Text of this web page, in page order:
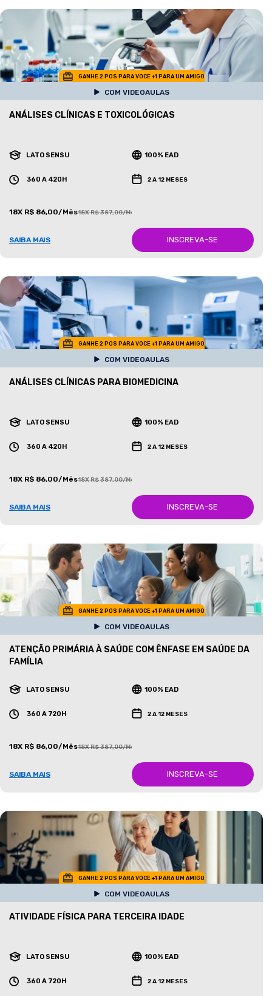
GANHE 2 POS PARA VOCE +1 PARA UM AMIGO
COM VIDEOAULAS
ANÁLISES CLÍNICAS E TOXICOLÓGICAS
LATO SENSU 100% EAD
360 A 420H 2 A 12 MESES
18X R$ 86,00/Mês18X R$ 387,00/Mês
SAIBA MAIS INSCREVA-SE
GANHE 2 POS PARA VOCE +1 PARA UM AMIGO
COM VIDEOAULAS
ANÁLISES CLÍNICAS PARA BIOMEDICINA
LATO SENSU 100% EAD
360 A 420H 2 A 12 MESES
18X R$ 86,00/Mês18X R$ 387,00/Mês
SAIBA MAIS INSCREVA-SE
GANHE 2 POS PARA VOCE +1 PARA UM AMIGO
COM VIDEOAULAS
ATENÇÃO PRIMÁRIA À SAÚDE COM ÊNFASE EM SAÚDE DA
FAMÍLIA
LATO SENSU 100% EAD
360 A 720H 2 A 12 MESES
18X R$ 86,00/Mês18X R$ 387,00/Mês
SAIBA MAIS INSCREVA-SE
GANHE 2 POS PARA VOCE +1 PARA UM AMIGO
COM VIDEOAULAS
ATIVIDADE FÍSICA PARA TERCEIRA IDADE
LATO SENSU 100% EAD
360 A 720H 2 A 12 MESES